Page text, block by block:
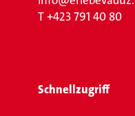
T+423 791 40 80
Schnellzugriff